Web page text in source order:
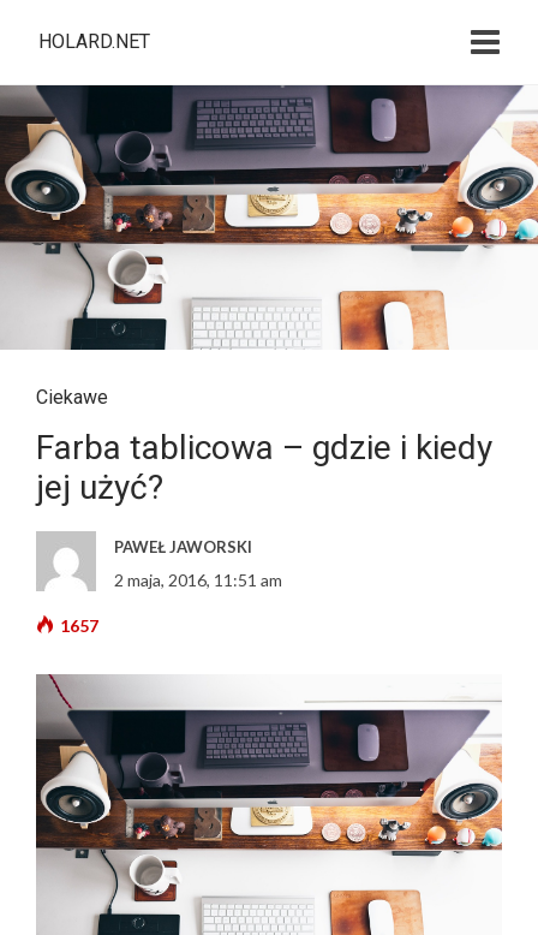
HOLARD.NET
Ciekawe
Farba tablicowa – gdzie i kiedy
jej użyć?
PAWEŁ JAWORSKI
2 maja, 2016, 11:51 am
1657